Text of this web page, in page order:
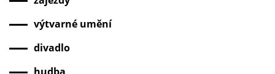
výtvarné umění
divadlo
hudba